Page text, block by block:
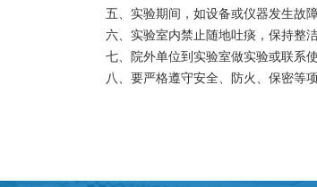
五、实验期间，如设备或仪器发生故
六、实验室内禁止随地吐痰，保持整
七、院外单位到实验室做实验或联系
八、要严格遵守安全、防火、保密等